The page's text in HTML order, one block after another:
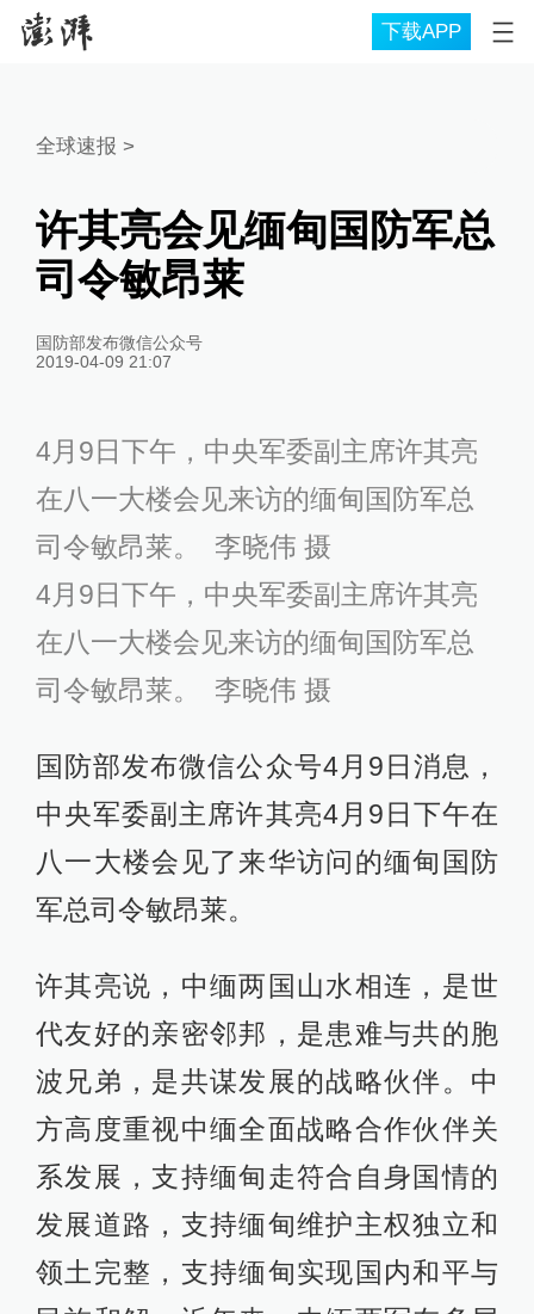
下载APP
全球速报 >
许其亮会见缅甸国防军总
司令敏昂莱
国防部发布微信公众号
2019-04-09 21:07
4月9日下午，中央军委副主席许其亮
在八一大楼会见来访的缅甸国防军总
司令敏昂莱。 李晓伟 摄
4月9日下午，中央军委副主席许其亮
在八一大楼会见来访的缅甸国防军总
司令敏昂莱。 李晓伟 摄
国防部发布微信公众号4月9日消息，
中央军委副主席许其亮4月9日下午在
八一大楼会见了来华访问的缅甸国防
军总司令敏昂莱。
许其亮说，中缅两国山水相连，是世
代友好的亲密邻邦，是患难与共的胞
波兄弟，是共谋发展的战略伙伴。中
方高度重视中缅全面战略合作伙伴关
系发展，支持缅甸走符合自身国情的
发展道路，支持缅甸维护主权独立和
领土完整，支持缅甸实现国内和平与